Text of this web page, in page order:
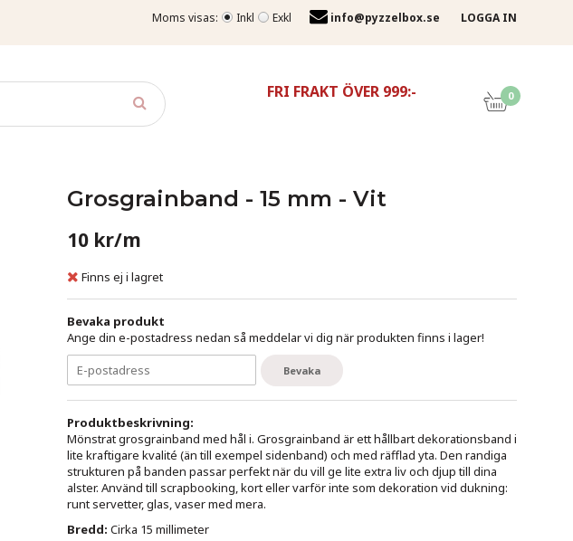
Moms visas: Inkl Exkl info@pyzzelbox.se LOGGA IN
FRI FRAKT ÖVER 999:- 0
Grosgrainband - 15 mm - Vit
10 kr/m
Finns ej i lagret
Bevaka produkt
Ange din e-postadress nedan så meddelar vi dig när produkten finns i lager!
Bevaka
Produktbeskrivning:
Mönstrat grosgrainband med hål i. Grosgrainband är ett hållbart dekorationsband i
lite kraftigare kvalité (än till exempel sidenband) och med räfflad yta. Den randiga
strukturen på banden passar perfekt när du vill ge lite extra liv och djup till dina
alster. Använd till scrapbooking, kort eller varför inte som dekoration vid dukning:
runt servetter, glas, vaser med mera.
Bredd: Cirka 15 millimeter